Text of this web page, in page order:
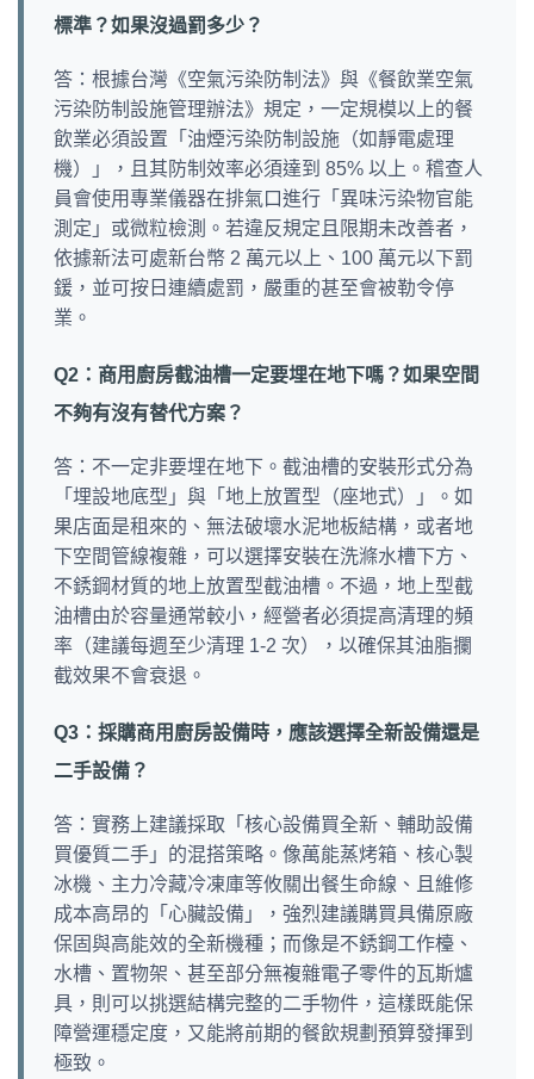
標準？如果沒過罰多少？
答：根據台灣《空氣污染防制法》與《餐飲業空氣
污染防制設施管理辦法》規定，一定規模以上的餐
飲業必須設置「油煙污染防制設施（如靜電處理
機）」，且其防制效率必須達到 85% 以上。稽查人
員會使用專業儀器在排氣口進行「異味污染物官能
測定」或微粒檢測。若違反規定且限期未改善者，
依據新法可處新台幣 2 萬元以上、100 萬元以下罰
鍰，並可按日連續處罰，嚴重的甚至會被勒令停
業。
Q2：商用廚房截油槽一定要埋在地下嗎？如果空間
不夠有沒有替代方案？
答：不一定非要埋在地下。截油槽的安裝形式分為
「埋設地底型」與「地上放置型（座地式）」。如
果店面是租來的、無法破壞水泥地板結構，或者地
下空間管線複雜，可以選擇安裝在洗滌水槽下方、
不銹鋼材質的地上放置型截油槽。不過，地上型截
油槽由於容量通常較小，經營者必須提高清理的頻
率（建議每週至少清理 1-2 次），以確保其油脂攔
截效果不會衰退。
Q3：採購商用廚房設備時，應該選擇全新設備還是
二手設備？
答：實務上建議採取「核心設備買全新、輔助設備
買優質二手」的混搭策略。像萬能蒸烤箱、核心製
冰機、主力冷藏冷凍庫等攸關出餐生命線、且維修
成本高昂的「心臟設備」，強烈建議購買具備原廠
保固與高能效的全新機種；而像是不銹鋼工作檯、
水槽、置物架、甚至部分無複雜電子零件的瓦斯爐
具，則可以挑選結構完整的二手物件，這樣既能保
障營運穩定度，又能將前期的餐飲規劃預算發揮到
極致。